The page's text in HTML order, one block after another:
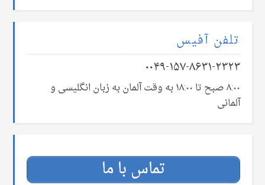
تلفن آفیس
۰۰۴۹-۱۵۷-۸۶۳۱-۲۳۲۳
۸:۰۰ صبح تا ۱۸:۰۰ به وقت آلمان به زبان انگلیسی و
آلمانی
تماس با ما